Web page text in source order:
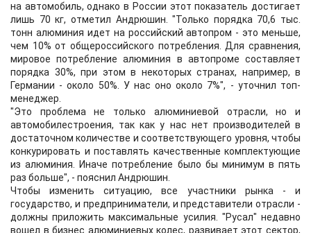
на автомобиль, однако в России этот показатель достигает
лишь 70 кг, отметил Андрюшин. "Только порядка 70,6 тыс.
тонн алюминия идет на российский автопром - это меньше,
чем 10% от общероссийского потребления. Для сравнения,
мировое потребление алюминия в автопроме составляет
порядка 30%, при этом в некоторых странах, например, в
Германии - около 50%. У нас оно около 7%", - уточнил топ-
менеджер.
"Это проблема не только алюминиевой отрасли, но и
автомобилестроения, так как у нас нет производителей в
достаточном количестве и соответствующего уровня, чтобы
конкурировать и поставлять качественные комплектующие
из алюминия. Иначе потребление было бы минимум в пять
раз больше", - пояснил Андрюшин.
Чтобы изменить ситуацию, все участники рынка - и
государство, и предприниматели, и представители отрасли -
должны приложить максимальные усилия. "Русал" недавно
вошел в бизнес алюминиевых колес, развивает этот сектор,